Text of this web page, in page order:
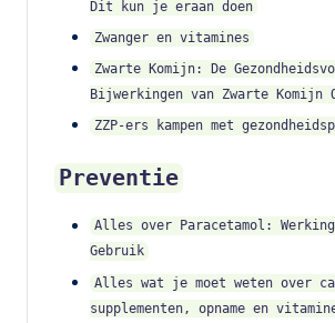
Dit kun je eraan doen
Zwanger en vitamines
Zwarte Komijn: De
Bijwerkingen van Zwarte Komijn
ZZP-ers kampen met
Preventie
Alles over Paracetamol:
Gebruik
Alles wat je moet weten over
supplementen, opname en